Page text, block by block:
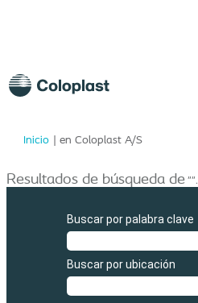
Inicio | en Coloplast A/S(página
Resultados de búsqueda de "".
Buscar por palabra clave
Buscar por ubicación